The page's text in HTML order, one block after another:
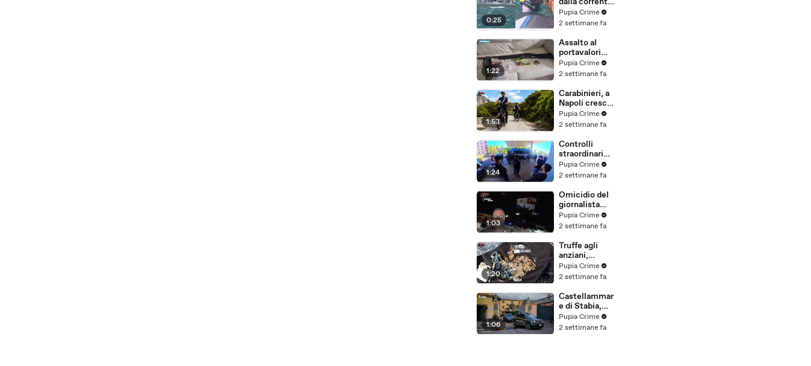
arresti
(27.07.26)
0:25
per 3
chilometri su
materassino:
salvata dalla
Polizia
(25.07.26)
Pupia Crime
2 settimane fa
1:22
Assalto al
portavalori
con 30 chili
d'oro sventato
arresti
(25.07.26)
Pupia Crime
2 settimane fa
1:53
Carabinieri, a
Napoli cresce
la "flotta
green": nuove
elettriche e
mezzi
sostenibili
anche sulle
isole
(25.07.26)
Pupia Crime
2 settimane fa
1:24
Controlli
straordinari
della Polizia a
Milano e
arresti, 29
denunce e
oltre 7mila
persone
identificate
(25.07.26)
Pupia Crime
2 settimane fa
1:03
Omicidio del
giornalista
Luca
Esposito:
killer, è un
26enne
tunisino
(25.07.26)
Pupia Crime
2 settimane fa
1:20
Truffe agli
anziani,
arrestato il
telefonista
colpi anche ad
Aversa, oltre
300mila euro
il bottino
stimato
Pupia Crime
2 settimane fa
1:06
Castellammar
e di Stabia,
l'ombra del
clan
Pupia Crime
2 settimane fa